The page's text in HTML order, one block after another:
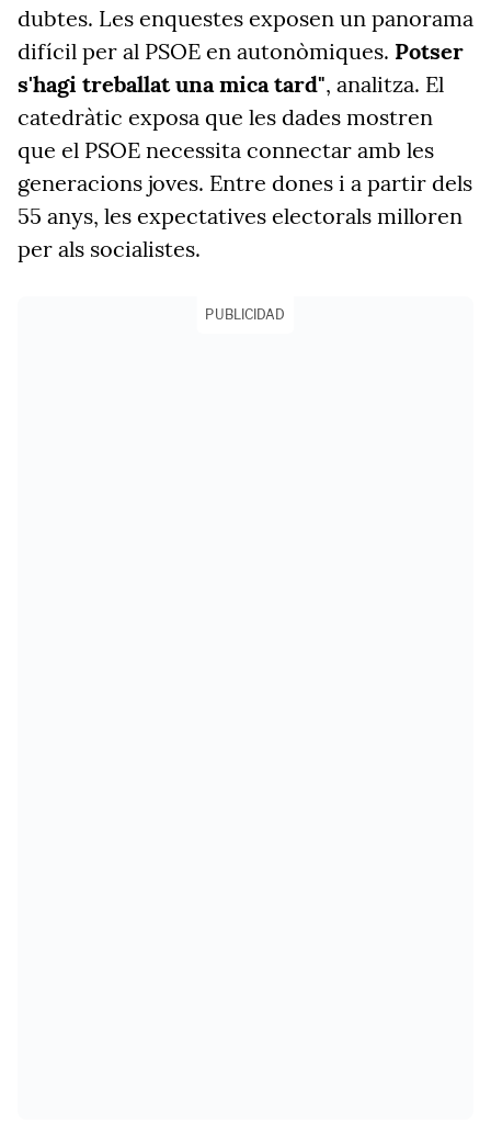
dubtes. Les enquestes exposen un panorama
difícil per al PSOE en autonòmiques. Potser
s'hagi treballat una mica tard", analitza. El
catedràtic exposa que les dades mostren
que el PSOE necessita connectar amb les
generacions joves. Entre dones i a partir dels
55 anys, les expectatives electorals milloren
per als socialistes.
PUBLICIDAD